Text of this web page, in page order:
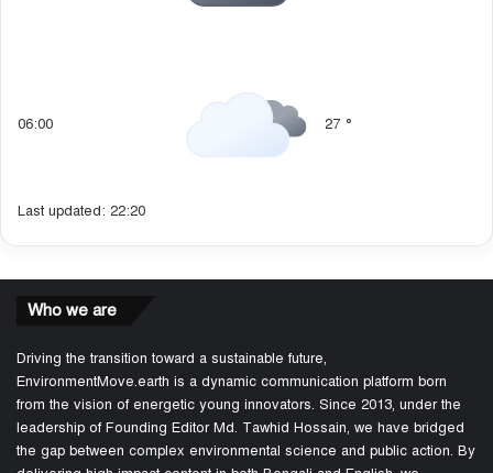
06:00 27 °
Last updated: 22:20
Who we are
Driving the transition toward a sustainable future,
EnvironmentMove.earth is a dynamic communication platform born
from the vision of energetic young innovators. Since 2013, under the
leadership of Founding Editor Md. Tawhid Hossain, we have bridged
the gap between complex environmental science and public action. By